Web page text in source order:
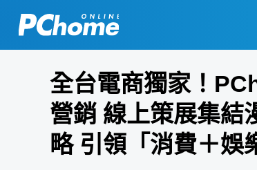
全台電商獨家！
營銷 線上策展集結
略 引領「消費＋娛